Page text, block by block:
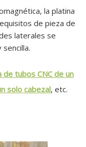
la platina
de pieza de
laterales se
de tubos CNC de un
solo cabezal, etc.